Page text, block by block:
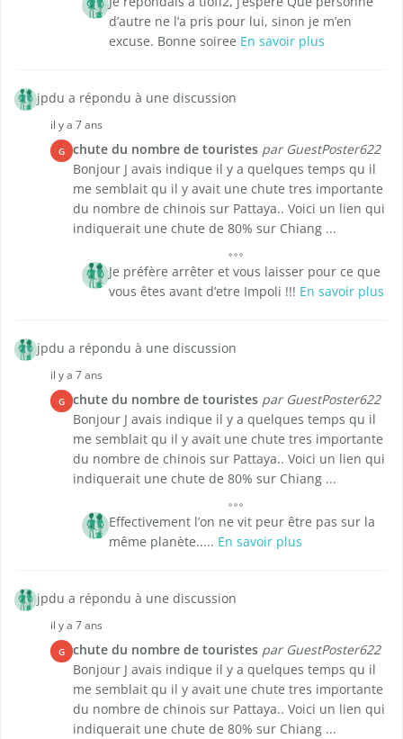
d’autre ne l’a pris pour lui, sinon je m’en
excuse. Bonne soiree En savoir plus
jpdu a répondu à une discussion
il y a 7 ans
G chute du nombre de touristes par GuestPoster622
Bonjour J avais indique il y a quelques temps qu il
me semblait qu il y avait une chute tres importante
du nombre de chinois sur Pattaya.. Voici un lien qui
indiquerait une chute de 80% sur Chiang ...
Je préfère arrêter et vous laisser pour ce que
vous êtes avant d’etre Impoli !!! En savoir plus
jpdu a répondu à une discussion
il y a 7 ans
G chute du nombre de touristes par GuestPoster622
Bonjour J avais indique il y a quelques temps qu il
me semblait qu il y avait une chute tres importante
du nombre de chinois sur Pattaya.. Voici un lien qui
indiquerait une chute de 80% sur Chiang ...
Effectivement l’on ne vit peur être pas sur la
même planète..... En savoir plus
jpdu a répondu à une discussion
il y a 7 ans
G chute du nombre de touristes par GuestPoster622
Bonjour J avais indique il y a quelques temps qu il
me semblait qu il y avait une chute tres importante
du nombre de chinois sur Pattaya.. Voici un lien qui
indiquerait une chute de 80% sur Chiang ...